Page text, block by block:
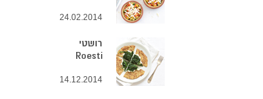
24.02.2014
רושטי
Roesti
14.12.2014